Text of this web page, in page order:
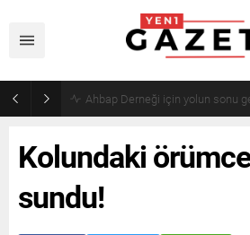
Mourinho’dan Arda Güler’e kötü
Kolundaki
sundu!